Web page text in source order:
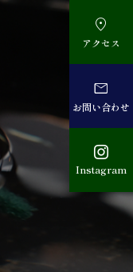

アクセス

お問い合わせ

Instagram